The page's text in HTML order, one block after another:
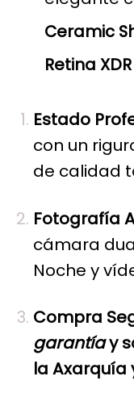
Ceramic
Retina XDR
Estado
con un
de calidad
Fotografía
cámara
Noche y
Compra
garantíay
la Axarquía